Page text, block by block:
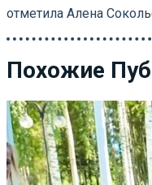
отметила Алена
Похожие